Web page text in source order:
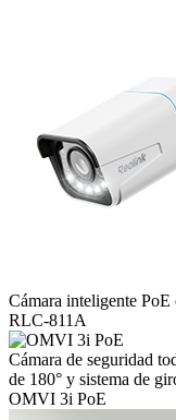
Cámara inteligente
RLC-811A
Cámara de seguridad
de 180° y sistema de
OMVI 3i PoE